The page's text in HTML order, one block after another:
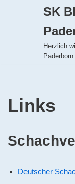
SK
Herzlich
Paderborn
Links
Deutscher